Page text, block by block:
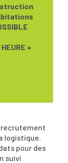
+
recrutement
logistique.
pour des
suivi